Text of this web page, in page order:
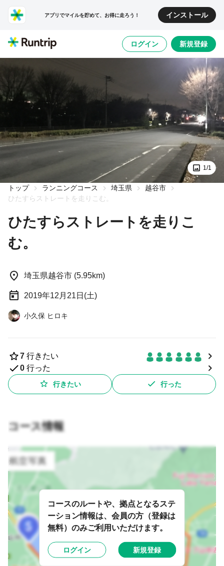
アプリでマイルを貯めて、お得に走ろう！ インストール
ログイン 新規登録
1/1
トップ ランニングコース 埼玉県
越谷市
ひたすらストレートを走りこむ。
ひたすらストレートを走りこ
む。
埼玉県越谷市 (5.95km)
2019年12月21日(土)
小久保 ヒロキ
7 行きたい
0 行った
行きたい 行った
コース情報
コースのルートや、拠点となるステ
ーション情報は、会員の方（登録は
無料）のみご利用いただけます。
ログイン 新規登録